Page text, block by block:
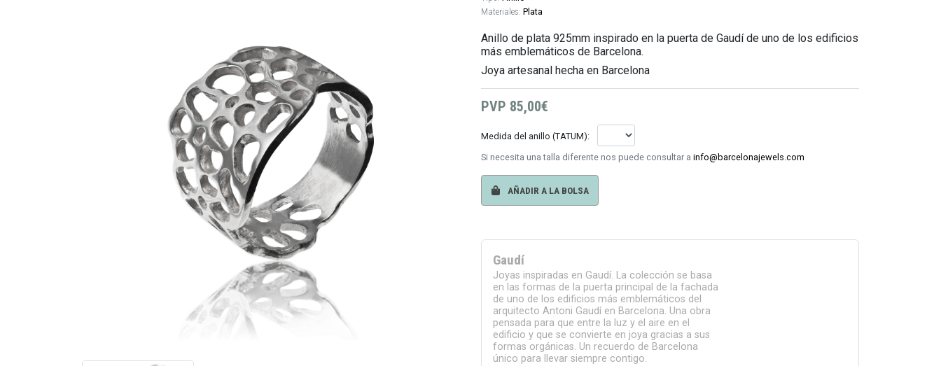
Materiales: Plata
Anillo de plata 925mm inspirado en la puerta de Gaudí de uno de los edificios
más emblemáticos de Barcelona.
Joya artesanal hecha en Barcelona
PVP 85,00€
Medida del anillo (TATUM):
Si necesita una talla diferente nos puede consultar a info@barcelonajewels.com
AÑADIR A LA BOLSA
Gaudí
Joyas inspiradas en Gaudí. La colección se basa
en las formas de la puerta principal de la fachada
de uno de los edificios más emblemáticos del
arquitecto Antoni Gaudí en Barcelona. Una obra
pensada para que entre la luz y el aire en el
edificio y que se convierte en joya gracias a sus
formas orgánicas. Un recuerdo de Barcelona
único para llevar siempre contigo.